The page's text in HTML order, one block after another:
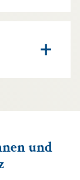
+
und